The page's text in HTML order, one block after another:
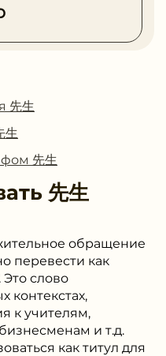
先生
生
先生
先生
обращение
перевести как
Это слово
контекстах,
к учителям,
и т.д.
как титул для